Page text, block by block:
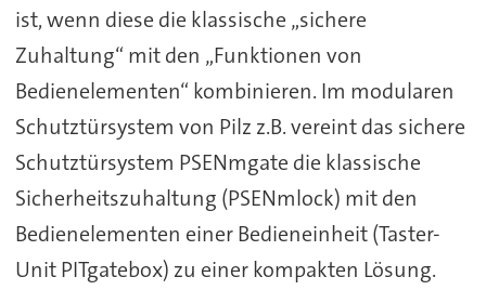
ist, wenn diese die klassische „sichere
Zuhaltung“ mit den „Funktionen von
Bedienelementen“ kombinieren. Im modularen
Schutztürsystem von Pilz z.B. vereint das sichere
Schutztürsystem PSENmgate die klassische
Sicherheitszuhaltung (PSENmlock) mit den
Bedienelementen einer Bedieneinheit (Taster-
Unit PITgatebox) zu einer kompakten Lösung.